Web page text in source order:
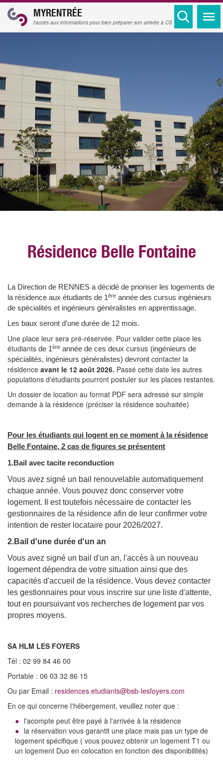
MYRENTRÉE
l'accès aux informations pour bien préparer son arrivée à CS
Résidence Belle Fontaine
La Direction de RENNES a décidé de prioriser les logements de
la résidence aux étudiants de 1ère année des cursus ingénieurs
de spécialités et ingénieurs généralistes en apprentissage.
Les baux seront d'une durée de 12 mois.
Une place leur sera pré-réservée. Pour valider cette place les
étudiants de 1ère année de ces deux cursus (ingénieurs de
spécialités, ingénieurs généralistes) devront contacter la
résidence avant le 12 août 2026. Passé cette date les autres
populations d'étudiants pourront postuler sur les places restantes.
Un dossier de location au format PDF sera adressé sur simple
demande à la résidence (préciser la résidence souhaitée)
Pour les étudiants qui logent en ce moment à la résidence
Belle Fontaine, 2 cas de figures se présentent
1.Bail avec tacite reconduction
Vous avez signé un bail renouvelable automatiquement
chaque année. Vous pouvez donc conserver votre
logement. Il est toutefois nécessaire de contacter les
gestionnaires de la résidence afin de leur confirmer votre
intention de rester locataire pour 2026/2027.
2.Bail d'une durée d'un an
Vous avez signé un bail d'un an, l'accès à un nouveau
logement dépendra de votre situation ainsi que des
capacités d'accueil de la résidence. Vous devez contacter
les gestionnaires pour vous inscrire sur une liste d'attente,
tout en poursuivant vos recherches de logement par vos
propres moyens.
SA HLM LES FOYERS
Tél : 02 99 84 46 00
Portable : 06 03 32 86 15
Ou par Email : residences.etudiants@bsb-lesfoyers.com
En ce qui concerne l'hébergement, veuillez noter que :
l'acompte peut être payé à l'arrivée à la résidence
la réservation vous garantit une place mais pas un type de
logement spécifique ( vous pouvez obtenir un logement T1 ou
un logement Duo en colocation en fonction des disponibilités)